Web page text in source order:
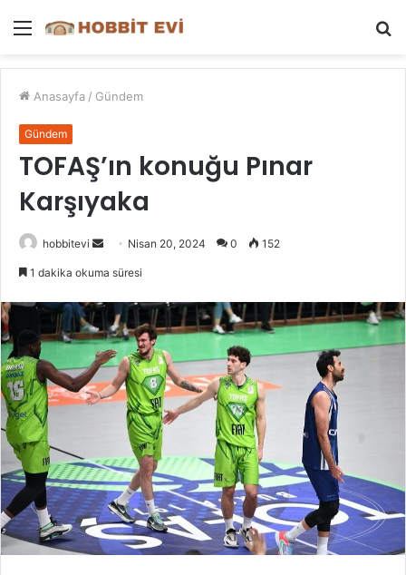
Menü
Anasayfa / Gündem
Gündem
TOFAŞ’ın konuğu Pınar
Karşıyaka
hobbitevi
Bir
göndermek
Nisan 20, 2024 0 152
1 dakika okuma süresi